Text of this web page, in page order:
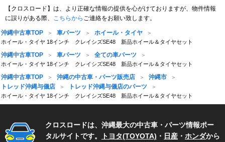
【クロスロード】は、より正確な情報の提供を心がけておりますが、物件情報
に誤りがある際、 こちらから ご連絡をお願い致します。
沖縄中古車TOP 車パーツ ホイール・タイヤ
ホイール・タイヤ 18インチ クレイシズSE48 新品ホイール＆タイヤセット
沖縄中古車TOP 車パーツ 全ての車パーツ
ホイール・タイヤ 18インチ クレイシズSE48 新品ホイール＆タイヤセット
沖縄中古車TOP 沖縄の中古車・パーツ販売店
沖縄市
トレッド沖縄与儀店
トレッド沖縄与儀店のパーツ
ホイール・タイヤ 18インチ クレイシズSE48 新品ホイール＆タイヤセット
クロスロードは、沖縄最大の中古車・パーツ情報ポー
タルサイトです。
トヨタ(TOYOTA) ・ 日産 ・ ホンダから